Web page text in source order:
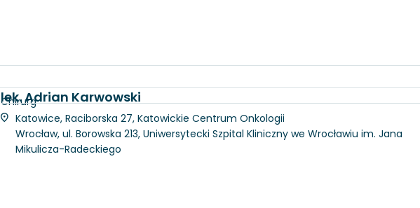
lek. Adrian Karwowski
Chirurg
Katowice, Raciborska 27, Katowickie Centrum Onkologii
Wrocław, ul. Borowska 213, Uniwersytecki Szpital Kliniczny we Wrocławiu im. Jana
Mikulicza-Radeckiego